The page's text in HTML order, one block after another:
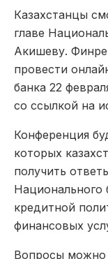
Казахстанцы
главе
Акишеву.
провести
банка 22
со ссылкой на
Конференция
которых
получить
кредитной
финансовых
Вопросы можно